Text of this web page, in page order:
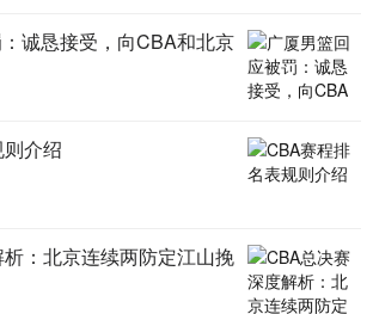
诚恳接受，向CBA和北京
介绍
：北京连续两防定江山挽